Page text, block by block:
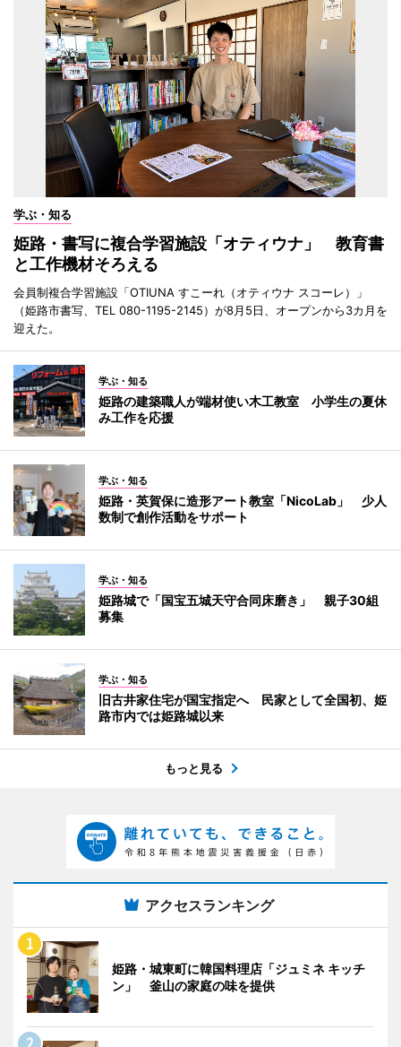
学ぶ・知る
姫路・書写に複合学習施設「オティウナ」 教育書
と工作機材そろえる
会員制複合学習施設「OTIUNA すこーれ（オティウナ スコーレ）」
（姫路市書写、TEL 080-1195-2145）が8月5日、オープンから3カ月を
迎えた。
学ぶ・知る
姫路の建築職人が端材使い木工教室 小学生の夏休
み工作を応援
学ぶ・知る
姫路・英賀保に造形アート教室「NicoLab」 少人
数制で創作活動をサポート
学ぶ・知る
姫路城で「国宝五城天守合同床磨き」 親子30組
募集
学ぶ・知る
旧古井家住宅が国宝指定へ 民家として全国初、姫
路市内では姫路城以来
もっと見る
アクセスランキング
姫路・城東町に韓国料理店「ジュミネ キッチ
ン」 釜山の家庭の味を提供